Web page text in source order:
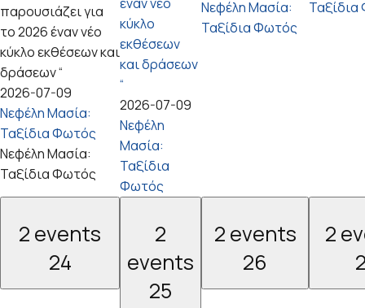
παρουσιάζει για
το 2026 έναν νέο
κύκλο εκθέσεων και
δράσεων “
2026-07-09
Νεφέλη Μασία:
Ταξίδια Φωτός
Νεφέλη Μασία:
Ταξίδια Φωτός
κύκλο
εκθέσεων
και δράσεων
“
2026-07-09
Νεφέλη
Μασία:
Ταξίδια
Φωτός
Νεφέλη Μασία:
Ταξίδια Φωτός
2 events
24
2
events
25
2 events
26
2